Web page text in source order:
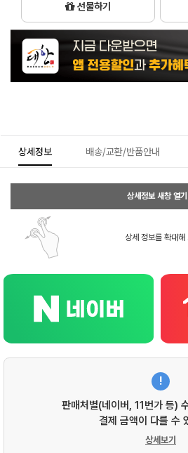
선물하기
상세정보 배송/교환/반품안내
상세정보 새창 열기
상세 정보를 확대해
!
판매처별(네이버, 11번가 등)
결제 금액이 다를 수
상세보기